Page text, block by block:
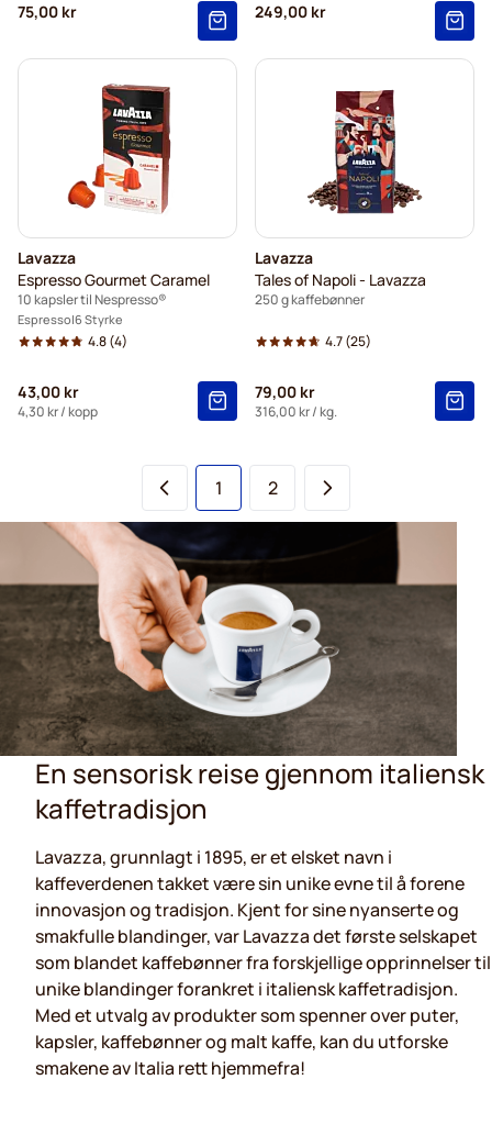
75,00 kr 249,00 kr
Lavazza
Espresso Gourmet Caramel
10 kapsler til Nespresso®
Espresso 6 Styrke
4.8(4)
43,00 kr
4,30 kr/ kopp
Lavazza
Tales of Napoli - Lavazza
250 g kaffebønner
4.7(25)
79,00 kr
316,00 kr/ kg.
You're currently reading page
1 Side
2
En sensorisk reise gjennom italiensk
kaffetradisjon
Lavazza, grunnlagt i 1895, er et elsket navn i
kaffeverdenen takket være sin unike evne til å forene
innovasjon og tradisjon. Kjent for sine nyanserte og
smakfulle blandinger, var Lavazza det første selskapet
som blandet kaffebønner fra forskjellige opprinnelser til
unike blandinger forankret i italiensk kaffetradisjon.
Med et utvalg av produkter som spenner over puter,
kapsler, kaffebønner og malt kaffe, kan du utforske
smakene av Italia rett hjemmefra!